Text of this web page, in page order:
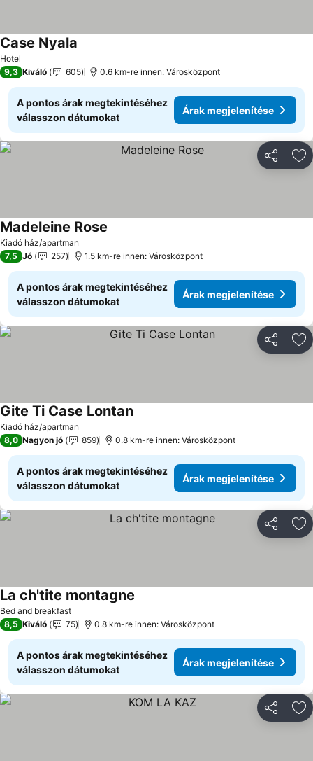
Hotel
Case Nyala
9,3 Kiváló 605 0.6 km-re innen: Városközpont
A pontos árak megtekintéséhez
válasszon dátumokat
Árak megjelenítése
Kiadó ház/apartman
Madeleine Rose
7,5 Jó 257 1.5 km-re innen: Városközpont
A pontos árak megtekintéséhez
válasszon dátumokat
Árak megjelenítése
Kiadó ház/apartman
Gite Ti Case LontanÁrak megjelenítése
8,0 Nagyon jó 859 0.8 km-re innen: Városközpont
A pontos árak megtekintéséhez
válasszon dátumokat
Árak megjelenítése
Bed and breakfast
La ch'tite montagne
8,5 Kiváló 75 0.8 km-re innen: Városközpont
A pontos árak megtekintéséhez
válasszon dátumokat
Árak megjelenítése